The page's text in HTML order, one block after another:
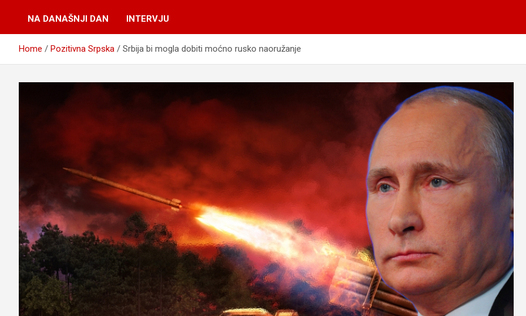
NA DANAŠNJI DAN INTERVJU
Home Pozitivna Srpska Srbija bi mogla dobiti moćno rusko naoružanje